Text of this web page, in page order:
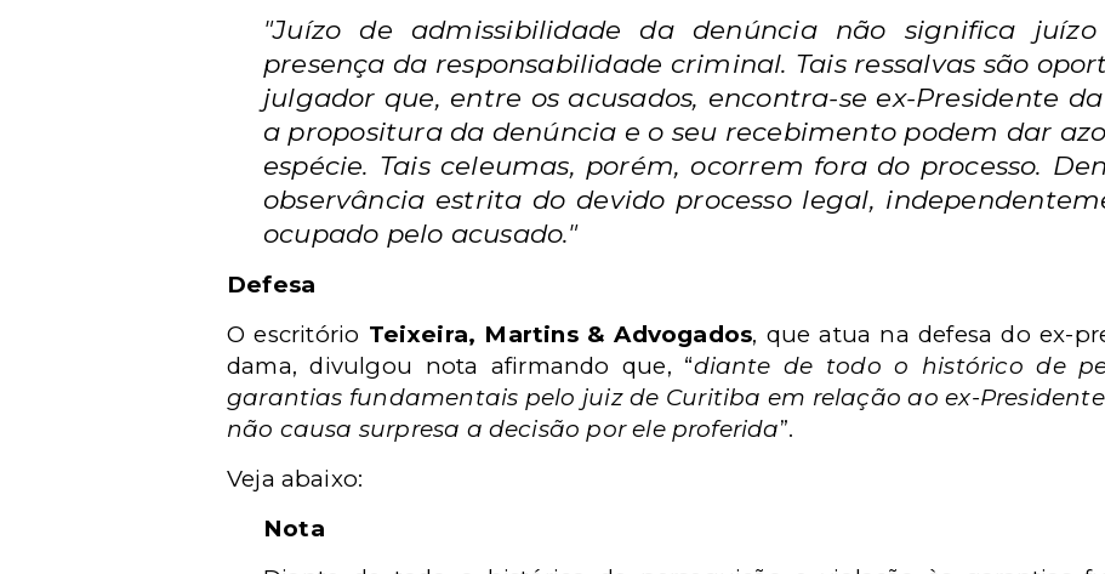
"Juízo de admissibilidade da denúncia não significa
presença da responsabilidade criminal. Tais ressalvas são
julgador que, entre os acusados, encontra-se ex-Presidente
a propositura da denúncia e o seu recebimento podem dar
espécie. Tais celeumas, porém, ocorrem fora do processo.
observância estrita do devido processo legal,
ocupado pelo acusado."
Defesa
O escritório Teixeira, Martins & Advogados, que atua na defesa do ex-
dama, divulgou nota afirmando que, “diante de todo o histórico de
garantias fundamentais pelo juiz de Curitiba em relação ao ex-
não causa surpresa a decisão por ele proferida”.
Veja abaixo:
Nota